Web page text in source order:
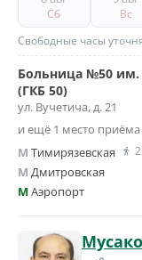
Сб Вс
Свободные часы
Больница №50 им.
(ГКБ 50)
ул. Вучетича, д. 21
и ещё 1 место приёма
M Тимирязевская
M Дмитровская
MАэропорт